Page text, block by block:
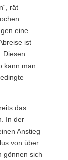
rät
eine
ist
Diesen
kann man
das
In der
Anstieg
von über
gönnen sich